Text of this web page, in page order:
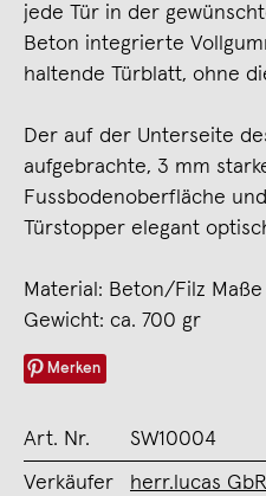
jede Tür in der
Beton integrierte
haltende Türblatt, ohne
Der auf der Unterseite
aufgebrachte, 3 mm
Fussbodenoberfläche
Türstopper elegant
Material: Beton/Filz
Gewicht: ca. 700 gr
Merken
Art. Nr. SW10004
Verkäufer herr.lucas GbR